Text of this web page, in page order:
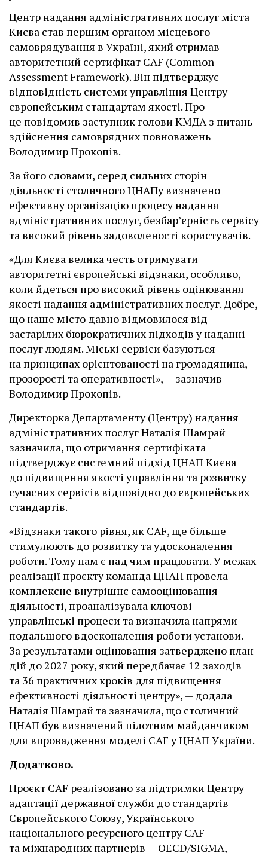
Центр надання адміністративних послуг міста
Києва став першим органом місцевого
самоврядування в Україні, який отримав
авторитетний сертифікат CAF (Common
Assessment Framework). Він підтверджує
відповідність системи управління Центру
європейським стандартам якості. Про
це повідомив заступник голови КМДА з питань
здійснення самоврядних повноважень
Володимир Прокопів.
За його словами, серед сильних сторін
діяльності столичного ЦНАПу визначено
ефективну організацію процесу надання
адміністративних послуг, безбар’єрність сервісу
та високий рівень задоволеності користувачів.
«Для Києва велика честь отримувати
авторитетні європейські відзнаки, особливо,
коли йдеться про високий рівень оцінювання
якості надання адміністративних послуг. Добре,
що наше місто давно відмовилося від
застарілих бюрократичних підходів у наданні
послуг людям. Міські сервіси базуються
на принципах орієнтованості на громадянина,
прозорості та оперативності», — зазначив
Володимир Прокопів.
Директорка Департаменту (Центру) надання
адміністративних послуг Наталія Шамрай
зазначила, що отримання сертифіката
підтверджує системний підхід ЦНАП Києва
до підвищення якості управління та розвитку
сучасних сервісів відповідно до європейських
стандартів.
«Відзнаки такого рівня, як CAF, ще більше
стимулюють до розвитку та удосконалення
роботи. Тому нам є над чим працювати. У межах
реалізації проєкту команда ЦНАП провела
комплексне внутрішнє самооцінювання
діяльності, проаналізувала ключові
управлінські процеси та визначила напрями
подальшого вдосконалення роботи установи.
За результатами оцінювання затверджено план
дій до 2027 року, який передбачає 12 заходів
та 36 практичних кроків для підвищення
ефективності діяльності центру», — додала
Наталія Шамрай та зазначила, що столичний
ЦНАП був визначений пілотним майданчиком
для впровадження моделі CAF у ЦНАП України.
Додатково.
Проєкт CAF реалізовано за підтримки Центру
адаптації державної служби до стандартів
Європейського Союзу, Українського
національного ресурсного центру CAF
та міжнародних партнерів — OECD/SIGMA,